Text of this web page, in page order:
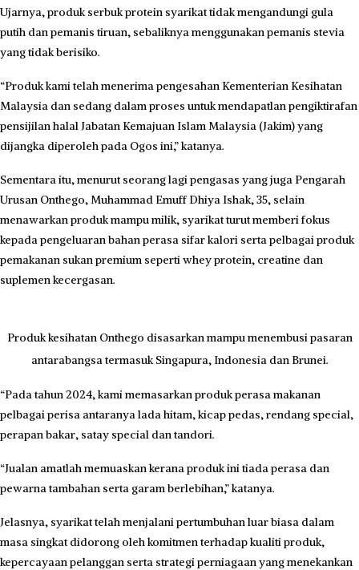
Ujarnya, produk serbuk protein syarikat tidak mengandungi gula
putih dan pemanis tiruan, sebaliknya menggunakan pemanis stevia
yang tidak berisiko.
“Produk kami telah mene­rima pengesahan Kementerian Kesihatan
Malaysia dan sedang dalam proses untuk mendapatlan pengiktirafan
pensijilan halal Jabatan Kemajuan Islam Malaysia (Jakim) yang
dijangka diperoleh pada Ogos ini,” katanya.
Sementara itu, menurut seorang lagi pengasas yang juga Pengarah
Urusan Onthego, Muhammad Emuff Dhiya Ishak, 35, selain
menawarkan produk mampu milik, syarikat turut memberi fokus
kepada pengeluaran bahan perasa sifar kalori serta pelbagai produk
pemakanan sukan premium seperti whey protein, creatine dan
suplemen kecergasan.
Produk kesihatan Onthego disasarkan mampu menembusi pasaran
antarabangsa termasuk Singapura, Indonesia dan Brunei.
“Pada tahun 2024, kami memasarkan produk perasa makanan
pelbagai perisa antaranya lada hitam, kicap pedas, rendang special,
perapan bakar, satay special dan tandori.
“Jualan amatlah memuaskan kerana produk ini tiada perasa dan
pewarna tambahan serta garam berlebihan,” katanya.
Jelasnya, syarikat telah menjalani pertumbuhan luar biasa dalam
masa singkat didorong oleh komitmen terhadap kualiti produk,
kepercayaan pelanggan serta strategi perniagaan yang menekankan